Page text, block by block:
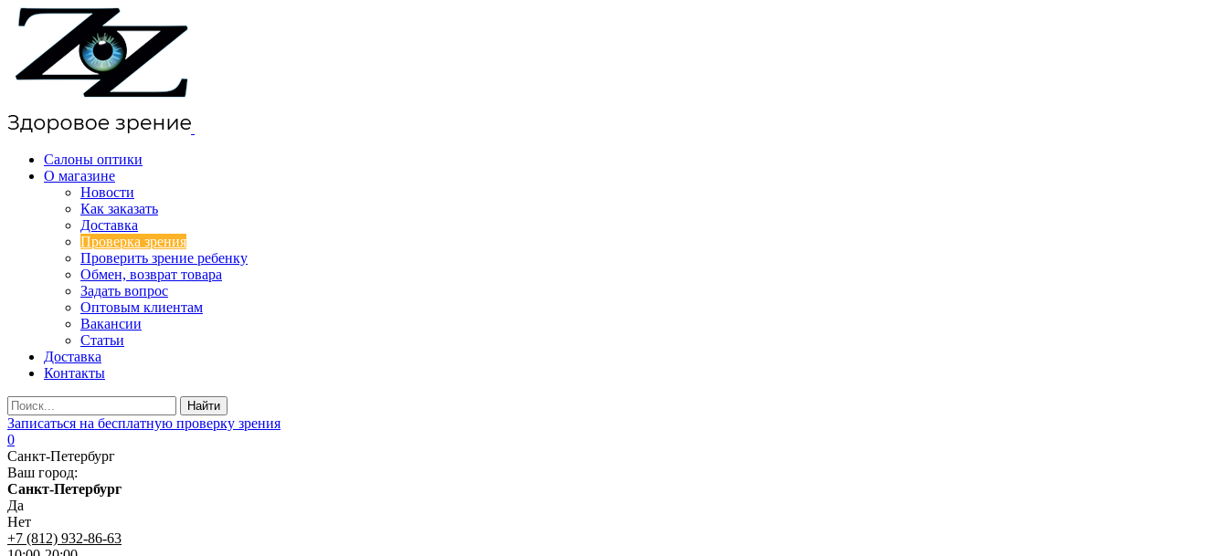
Салоны оптики
О магазине
Новости
Как заказать
Доставка
Проверка зрения
Проверить зрение ребенку
Обмен, возврат товара
Задать вопрос
Оптовым клиентам
Вакансии
Статьи
Доставка
Контакты
Записаться на бесплатную проверку зрения
0
Санкт-Петербург
Ваш город:
Санкт-Петербург
Да
Нет
+7 (812) 932-86-63